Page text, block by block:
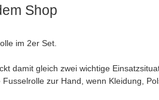
Shop
im 2er Set.
damit gleich zwei wichtige
zur Hand, wenn Kleidung,